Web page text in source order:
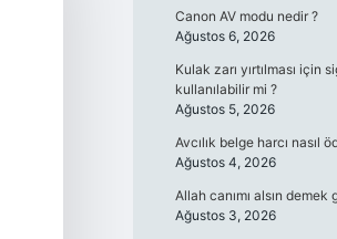
Canon AV modu nedir ?
Ağustos 6, 2026
Kulak zarı yırtılması için
kullanılabilir mi ?
Ağustos 5, 2026
Avcılık belge harcı nasıl
Ağustos 4, 2026
Allah canımı alsın demek
Ağustos 3, 2026